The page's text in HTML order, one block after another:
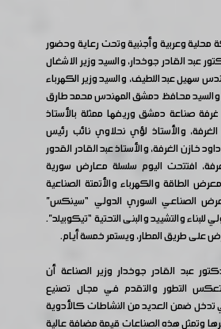
نحو 150 شركة محلية وعربية وأجنبية وتحت رعاية وحضور
عبد القادر جوخدار، والسيد وزير الاشغال
سهيل عبد اللطيف، والسيد وزير الكهرباء
والسيد محافظ دمشق المهندس محمد طارق
صناعة دمشق وريفها ممثلة بالأستاذ
والأستاذ لؤي نحلاوي نائب رئيس
خازن الغرفة، والأستاذ عبد القادر القدور
افتتحت اليوم سلسلة معارض سورية
الطاقة والكهرباء والأتمتة الصناعية
الصناعي السوري الدولي “سينكس”
والتشييد والبنى التحتية “تيكوبيلد”.
على طريق المطار، ويستمر خمسة أيام.
عبد القادر جوخدار وزير الصناعة أن
التطور والتقدم في مجال تصنيع
تدخل ضمن العديد من النشاطات كالأدوية
وتمثل هذه الصناعات قيمة مضافة عالية